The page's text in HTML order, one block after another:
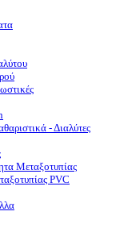
- Διαλύτες
Μεταξοτυπίας
PVC